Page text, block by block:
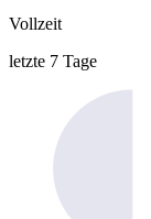
Vollzeit
letzte 7 Tage